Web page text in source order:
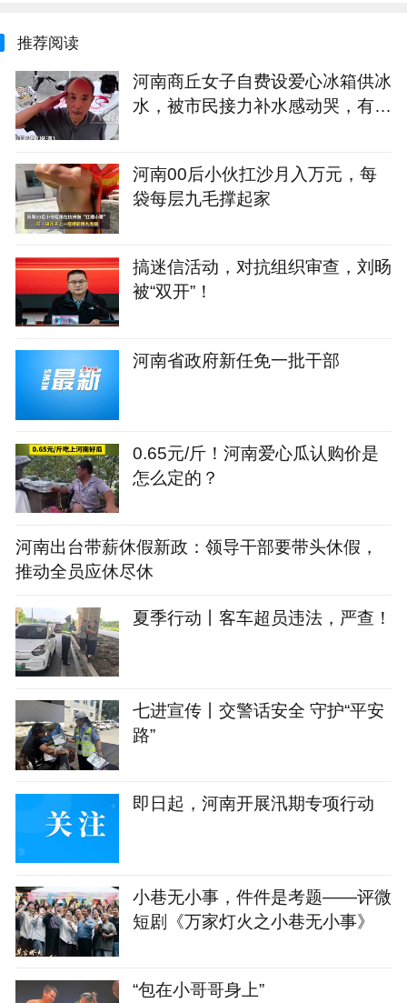
推荐阅读
河南商丘女子自费设爱心冰箱供冰
水，被市民接力补水感动哭，有大
河南00后小伙扛沙月入万元，每
袋每层九毛撑起家
搞迷信活动，对抗组织审查，刘旸
被“双开”！
河南省政府新任免一批干部
0.65元/斤！河南爱心瓜认购价是
怎么定的？
河南出台带薪休假新政：领导干部要带头休假，
推动全员应休尽休
夏季行动丨客车超员违法，严查！
七进宣传丨交警话安全 守护“平安
路”
即日起，河南开展汛期专项行动
小巷无小事，件件是考题——评微
短剧《万家灯火之小巷无小事》
“包在小哥哥身上”